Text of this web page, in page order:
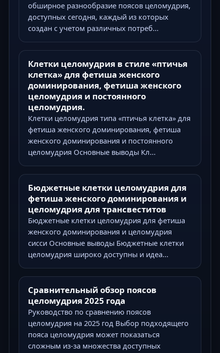
обширное разнообразие поясов целомудрия,
доступных сегодня, каждый из которых
создан с учетом различных потреб...
Клетки целомудрия в стиле «птичья
клетка» для фетиша женского
доминирования, фетиша женского
целомудрия и постоянного
целомудрия.
Клетки целомудрия типа «птичья клетка» для
фетиша женского доминирования, фетиша
женского доминирования и постоянного
целомудрия Основные выводы Кл...
Бюджетные клетки целомудрия для
фетиша женского доминирования и
целомудрия для трансвеститов
Бюджетные клетки целомудрия для фетиша
женского доминирования и целомудрия
сисси Основные выводы Бюджетные клетки
целомудрия широко доступны и идеа...
Сравнительный обзор поясов
целомудрия 2025 года
Руководство по сравнению поясов
целомудрия на 2025 год Выбор подходящего
пояса целомудрия может показаться
сложным из-за множества доступных